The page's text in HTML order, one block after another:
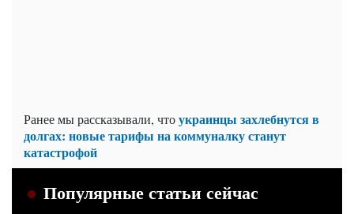
Ранее мы рассказывали, чтоукраинцы захлебнутся в
долгах: новые тарифы на коммуналку станут
катастрофой
Популярные статьи сейчас